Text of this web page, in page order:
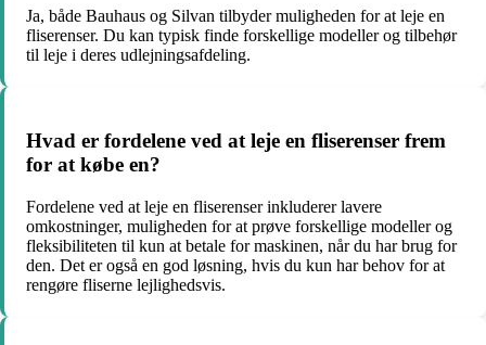
Ja, både Bauhaus og Silvan tilbyder muligheden for at leje en
fliserenser. Du kan typisk finde forskellige modeller og tilbehør
til leje i deres udlejningsafdeling.
Hvad er fordelene ved at leje en fliserenser frem
for at købe en?
Fordelene ved at leje en fliserenser inkluderer lavere
omkostninger, muligheden for at prøve forskellige modeller og
fleksibiliteten til kun at betale for maskinen, når du har brug for
den. Det er også en god løsning, hvis du kun har behov for at
rengøre fliserne lejlighedsvis.